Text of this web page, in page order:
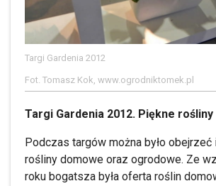
Targi Gardenia 2012
Fot. Tomasz Kok, www.ogrodniktomek.pl
Targi Gardenia 2012. Piękne rośliny
Podczas targów można było
rośliny domowe oraz ogrodowe. Ze
roku bogatsza była oferta roślin